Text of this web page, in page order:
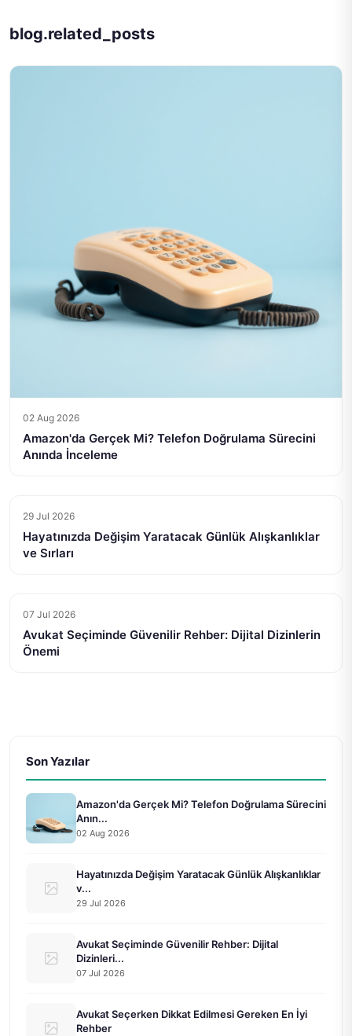
blog.related_posts
02 Aug 2026
Amazon'da Gerçek Mi? Telefon Doğrulama Sürecini
Anında İnceleme
29 Jul 2026
Hayatınızda Değişim Yaratacak Günlük Alışkanlıklar
ve Sırları
07 Jul 2026
Avukat Seçiminde Güvenilir Rehber: Dijital Dizinlerin
Önemi
Son Yazılar
Amazon'da Gerçek Mi? Telefon Doğrulama Sürecini
Anın...
02 Aug 2026
Hayatınızda Değişim Yaratacak Günlük Alışkanlıklar
v...
29 Jul 2026
Avukat Seçiminde Güvenilir Rehber: Dijital
Dizinleri...
07 Jul 2026
Avukat Seçerken Dikkat Edilmesi Gereken En İyi
Rehber